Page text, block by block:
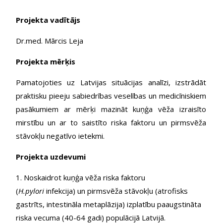
Projekta vadītājs
Dr.med. Mārcis Leja
Projekta mērķis
Pamatojoties uz Latvijas situācijas analīzi, izstrādāt
praktisku pieeju sabiedrības veselības un medicīniskiem
pasākumiem ar mērķi mazināt kuņģa vēža izraisīto
mirstību un ar to saistīto riska faktoru un pirmsvēža
stāvokļu negatīvo ietekmi.
Projekta uzdevumi
1. Noskaidrot kuņģa vēža riska faktoru
(H.pylori infekcija) un pirmsvēža stāvokļu (atrofisks
gastrīts, intestināla metaplāzija) izplatību paaugstināta
riska vecuma (40-64 gadi) populācijā Latvijā.